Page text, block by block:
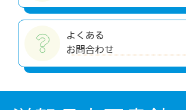
よくある
お問合わせ